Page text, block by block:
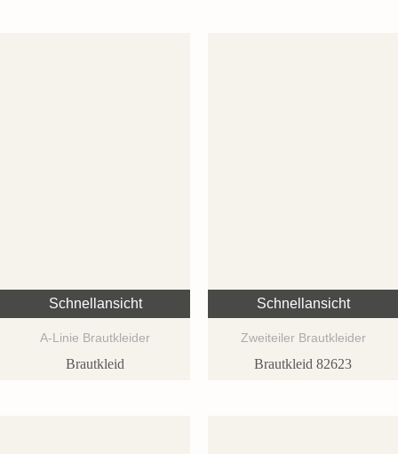
Schnellansicht
A-Linie Brautkleider
Brautkleid
Schnellansicht
Zweiteiler Brautkleider
Brautkleid 82623